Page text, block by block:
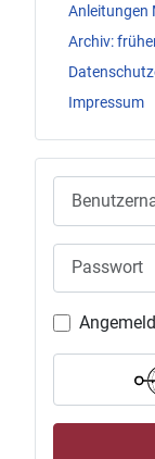
Anleitungen
Archiv:
Impressum